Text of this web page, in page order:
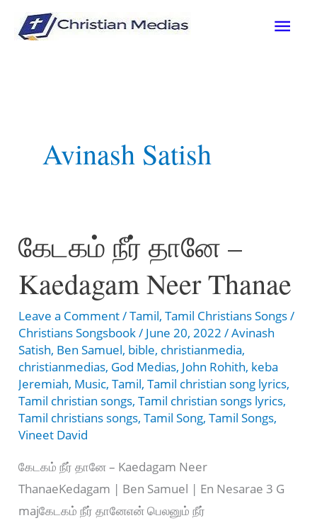
Avinash Satish
கேடகம் நீர் தானே –
Kaedagam Neer Thanae
Leave a Comment/Tamil,Tamil Christians Songs/
Christians Songsbook/ June 20, 2022/Avinash
Satish, Ben Samuel, bible, christianmedia,
christianmedias, God Medias, John Rohith, keba
Jeremiah, Music,Tamil,Tamil christian song lyrics,
Tamil christian songs,Tamil christian songs lyrics,
Tamil christians songs,Tamil Song,Tamil Songs,
Vineet David
கேடகம் நீர் தானே – Kaedagam Neer
ThanaeKedagam | Ben Samuel | En Nesarae 3 G
majகேடகம் நீர் தானேஎன் பெலனும் நீர்